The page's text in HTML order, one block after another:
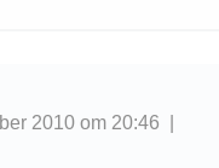
2010 om 20:46 |